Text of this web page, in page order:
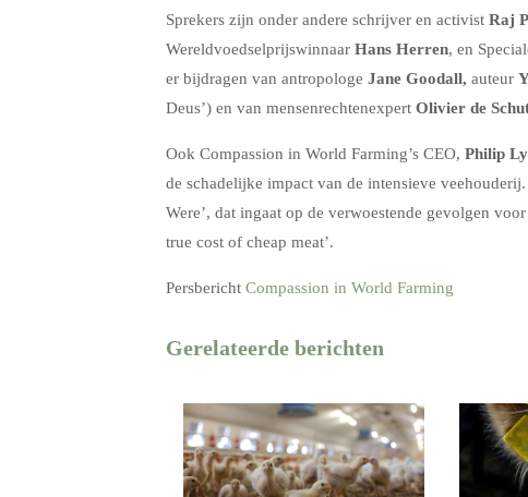
Sprekers zijn onder andere schrijver en activist Raj
Wereldvoedselprijswinnaar Hans Herren, en
er bijdragen van antropologe Jane Goodall, auteur
Deus’) en van mensenrechtenexpert Olivier de
Ook Compassion in World Farming’s CEO, Philip
de schadelijke impact van de intensieve
Were’, dat ingaat op de verwoestende gevolgen
true cost of cheap meat’.
Persbericht Compassion in World Farming
Gerelateerde berichten